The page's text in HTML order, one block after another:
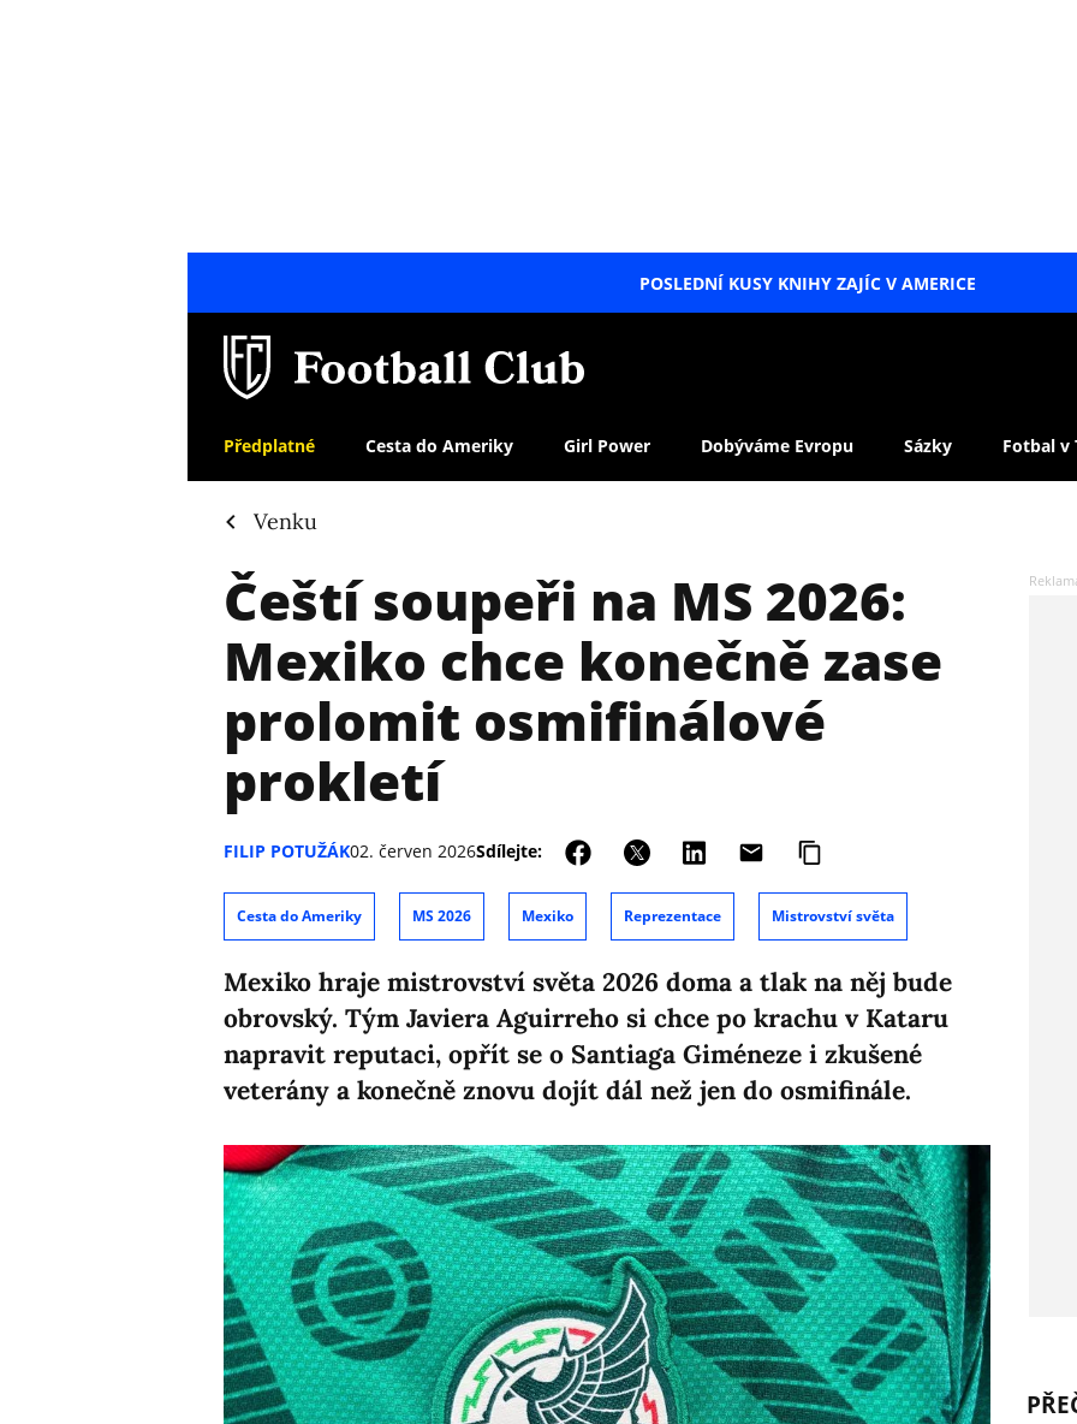
POSLEDNÍ KUSY KNIHY ZAJÍC V AMERICE
Předplatné Cesta do Ameriky Girl Power Dobýváme Evropu Sázky Fotbal v
Venku
Čeští soupeři na MS 2026:
Mexiko chce konečně zase
prolomit osmifinálové
prokletí
FILIP POTUŽÁK02. červen 2026Sdílejte:
Cesta do Ameriky MS 2026 Mexiko Reprezentace Mistrovství světa
Mexiko hraje mistrovství světa 2026 doma a tlak na něj bude
obrovský. Tým Javiera Aguirreho si chce po krachu v Kataru
napravit reputaci, opřít se o Santiaga Giméneze i zkušené
veterány a konečně znovu dojít dál než jen do osmifinále.